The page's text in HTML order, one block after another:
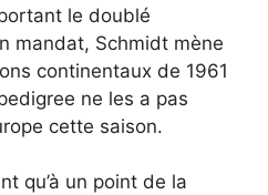
le doublé
mandat, Schmidt mène
continentaux de 1961
ne les a pas
cette saison.
qu’à un point de la